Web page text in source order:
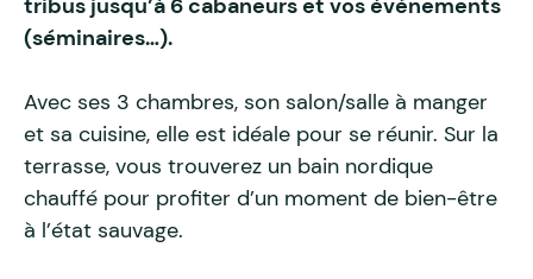
tribus jusqu’à 6 cabaneurs et vos événements
(séminaires…).
Avec ses 3 chambres, son salon/salle à manger
et sa cuisine, elle est idéale pour se réunir. Sur la
terrasse, vous trouverez un bain nordique
chauffé pour profiter d’un moment de bien-être
à l’état sauvage.